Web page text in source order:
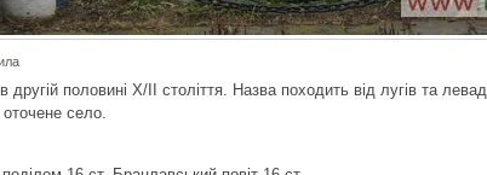
другій половині Х/ІІ століття. Назва походить від лугів та левад,
село.